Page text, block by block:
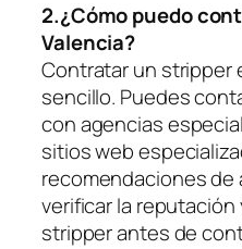
2.¿Cómo puedo
Valencia?
Contratar un stripper
sencillo. Puedes
con agencias
sitios web
recomendaciones de
verificar la
stripper antes de